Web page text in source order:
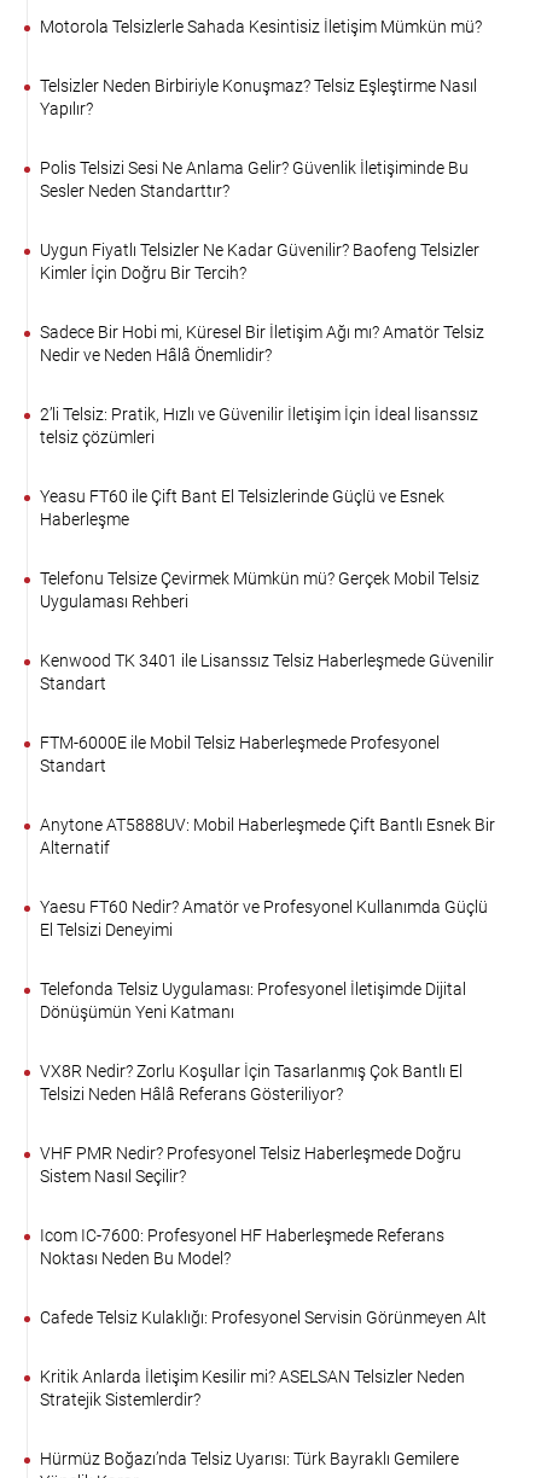
Motorola Telsizlerle Sahada Kesintisiz İletişim Mümkün mü?
Telsizler Neden Birbiriyle Konuşmaz? Telsiz Eşleştirme Nasıl
Yapılır?
Polis Telsizi Sesi Ne Anlama Gelir? Güvenlik İletişiminde Bu
Sesler Neden Standarttır?
Uygun Fiyatlı Telsizler Ne Kadar Güvenilir? Baofeng Telsizler
Kimler İçin Doğru Bir Tercih?
Sadece Bir Hobi mi, Küresel Bir İletişim Ağı mı? Amatör Telsiz
Nedir ve Neden Hâlâ Önemlidir?
2’li Telsiz: Pratik, Hızlı ve Güvenilir İletişim İçin İdeal lisanssız
telsiz çözümleri
Yeasu FT60 ile Çift Bant El Telsizlerinde Güçlü ve Esnek
Haberleşme
Telefonu Telsize Çevirmek Mümkün mü? Gerçek Mobil Telsiz
Uygulaması Rehberi
Kenwood TK 3401 ile Lisanssız Telsiz Haberleşmede Güvenilir
Standart
FTM-6000E ile Mobil Telsiz Haberleşmede Profesyonel
Standart
Anytone AT5888UV: Mobil Haberleşmede Çift Bantlı Esnek Bir
Alternatif
Yaesu FT60 Nedir? Amatör ve Profesyonel Kullanımda Güçlü
El Telsizi Deneyimi
Telefonda Telsiz Uygulaması: Profesyonel İletişimde Dijital
Dönüşümün Yeni Katmanı
VX8R Nedir? Zorlu Koşullar İçin Tasarlanmış Çok Bantlı El
Telsizi Neden Hâlâ Referans Gösteriliyor?
VHF PMR Nedir? Profesyonel Telsiz Haberleşmede Doğru
Sistem Nasıl Seçilir?
Icom IC-7600: Profesyonel HF Haberleşmede Referans
Noktası Neden Bu Model?
Cafede Telsiz Kulaklığı: Profesyonel Servisin Görünmeyen Alt
Kritik Anlarda İletişim Kesilir mi? ASELSAN Telsizler Neden
Stratejik Sistemlerdir?
Hürmüz Boğazı’nda Telsiz Uyarısı: Türk Bayraklı Gemilere